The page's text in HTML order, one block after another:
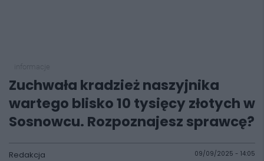
Zuchwała kradzież naszyjnika
wartego blisko 10 tysięcy złotych w
Sosnowcu. Rozpoznajesz sprawcę?
Redakcja 09/09/2025 - 14:05